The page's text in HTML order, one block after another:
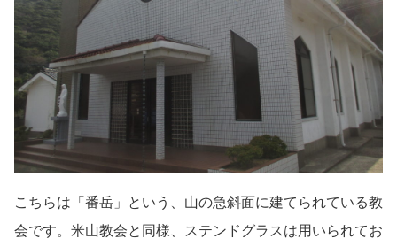
こちらは「番岳」という、山の急斜面に建てられている教
会です。米山教会と同様、ステンドグラスは用いられてお